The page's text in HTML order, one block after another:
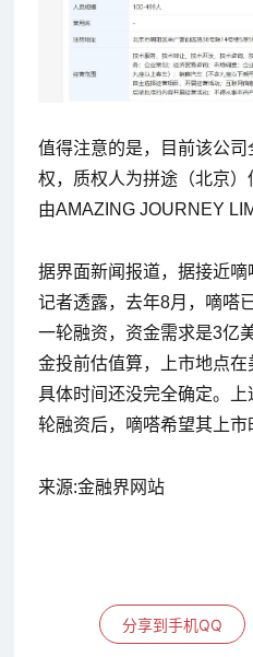
值得注意的是，目前该公
权，质权人为拼途（北京
由AMAZING JOURNEY
据界面新闻报道，据接近
记者透露，去年8月，嘀嗒
一轮融资，资金需求是3亿
金投前估值算，上市地点
具体时间还没完全确定。
轮融资后，嘀嗒希望其上市
来源:金融界网站
分享到手机QQ